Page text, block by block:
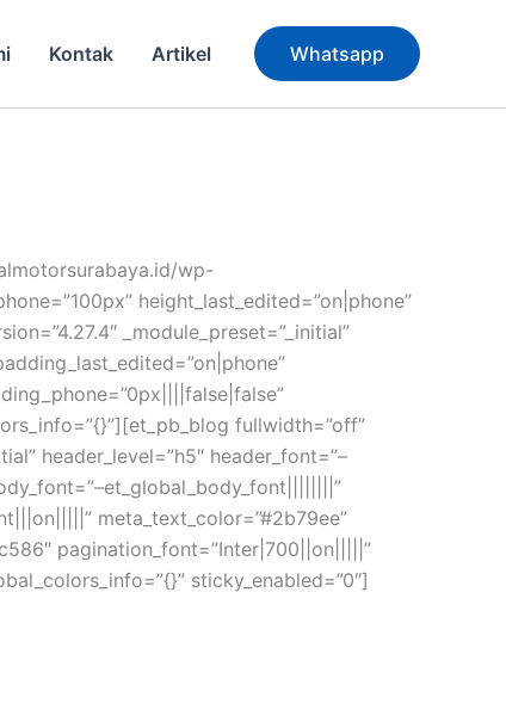
Kontak Artikel Whatsapp
wp-
height_last_edited=”on|phone”
_module_preset=”_initial”
fullwidth=”off”
header_level=”h5″ header_font=”–
meta_text_color=”#2b79ee”
pagination_font=”Inter|700||on|||||”
sticky_enabled=”0″]